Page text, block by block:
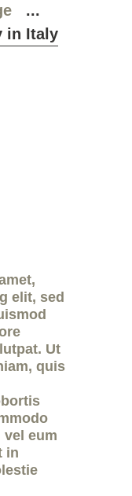
...
in Italy
elit, sed
Ut
quis
vel eum
in